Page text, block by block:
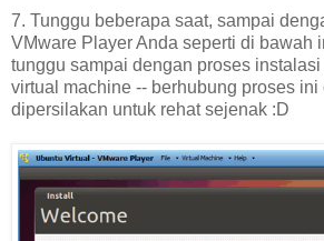
7. Tunggu beberapa saat, sampai
VMware Player Anda seperti di bawah
tunggu sampai dengan proses
virtual machine -- berhubung proses ini
dipersilakan untuk rehat sejenak :D